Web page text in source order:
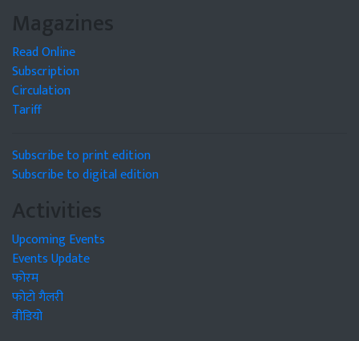
Magazines
Read Online
Subscription
Circulation
Tariff
Subscribe to print edition
Subscribe to digital edition
Activities
Upcoming Events
Events Update
फोरम
फोटो गैलरी
वीडियो